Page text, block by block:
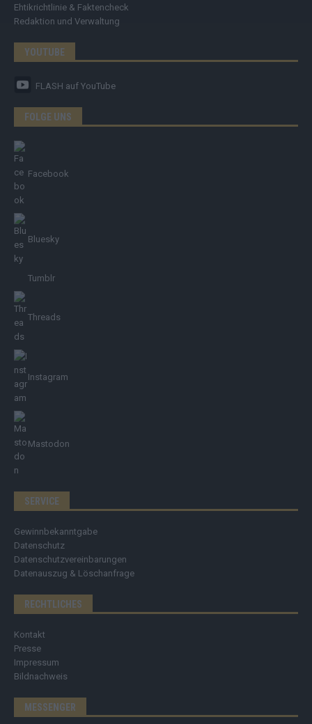
Ehtikrichtlinie & Faktencheck
Redaktion und Verwaltung
YOUTUBE
FLASH auf YouTube
FOLGE UNS
Facebook
Bluesky
Tumblr
Threads
Instagram
Mastodon
SERVICE
Gewinnbekanntgabe
Datenschutz
Datenschutzvereinbarungen
Datenauszug & Löschanfrage
RECHTLICHES
Kontakt
Presse
Impressum
Bildnachweis
MESSENGER